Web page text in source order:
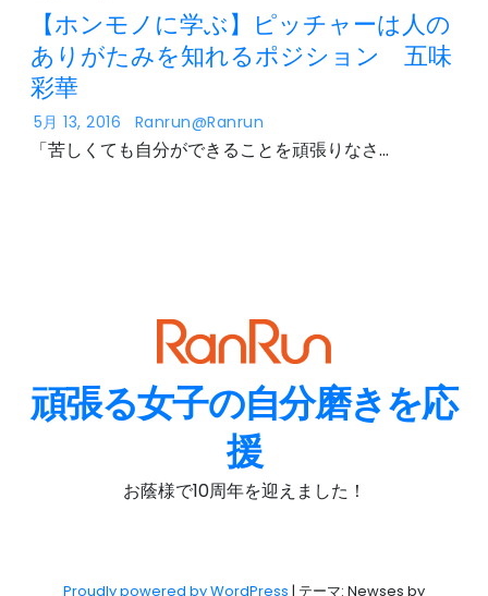
【ホンモノに学ぶ】ピッチャーは人の
ありがたみを知れるポジション 五味
彩華
5月 13, 2016 Ranrun@ranrun
「苦しくても自分ができることを頑張りなさ…
頑張る女子の自分磨きを応
援
お蔭様で10周年を迎えました！
Proudly powered by WordPress | テーマ: Newses by